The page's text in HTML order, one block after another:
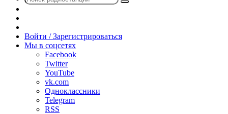
Поиск
радио
Войти / Зарегистрироваться
Мы в соцсетях
Facebook
Twitter
YouTube
vk.com
Одноклассники
Telegram
RSS